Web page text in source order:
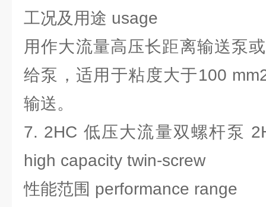
工况及用途 usage
用作大流量高压长距离输送泵
给泵，适用于粘度大于100
输送。
7. 2HC 低压大流量双螺杆泵
high capacity twin-screw
性能范围 performance range